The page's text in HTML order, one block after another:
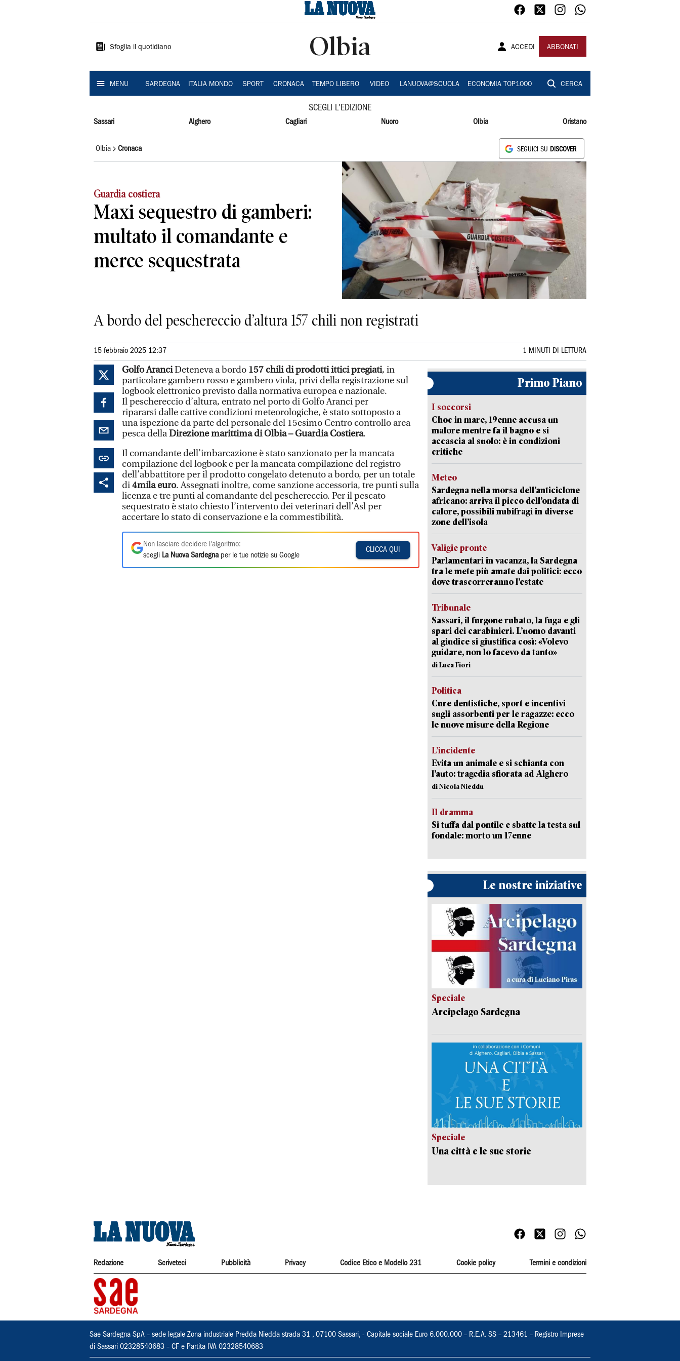
Sardegna
Sfoglia il quotidiano Olbia ACCEDI ABBONATI
MENU SARDEGNA ITALIA MONDO SPORT CRONACA TEMPO LIBERO VIDEO LANUOVA@SCUOLA ECONOMIA TOP1000 CERCA
SCEGLI L'EDIZIONE
Sassari Alghero Cagliari Nuoro Olbia Oristano
Olbia Cronaca SEGUICI SU DISCOVER
Guardia costiera
Maxi sequestro di gamberi:
multato il comandante e
merce sequestrata
A bordo del peschereccio d’altura 157 chili non registrati
15 febbraio 2025 12:37 1 MINUTI DI LETTURA
Golfo AranciDeteneva a bordo 157 chili di prodotti ittici pregiati, in
particolare gambero rosso e gambero viola, privi della registrazione sul
logbook elettronico previsto dalla normativa europea e nazionale.
Il peschereccio d’altura, entrato nel porto di Golfo Aranci per
ripararsi dalle cattive condizioni meteorologiche, è stato sottoposto a
una ispezione da parte del personale del 15esimo Centro controllo area
pesca dellaDirezione marittima di Olbia – Guardia Costiera.
Il comandante dell’imbarcazione è stato sanzionato per la mancata
compilazione del logbook e per la mancata compilazione del registro
dell’abbattitore per il prodotto congelato detenuto a bordo, per un totale
di4mila euro. Assegnati inoltre, come sanzione accessoria, tre punti sulla
licenza e tre punti al comandante del peschereccio. Per il pescato
sequestrato è stato chiesto l’intervento dei veterinari dell’Asl per
accertare lo stato di conservazione e la commestibilità.
Non lasciare decidere l'algoritmo:
scegli La Nuova Sardegna per le tue notizie su Google
CLICCA QUI
Primo Piano
I soccorsi
Choc in mare, 19enne accusa un
malore mentre fa il bagno e si
accascia al suolo: è in condizioni
critiche
Meteo
Sardegna nella morsa dell’anticiclone
africano: arriva il picco dell’ondata di
calore, possibili nubifragi in diverse
zone dell’isola
Valigie pronte
Parlamentari in vacanza, la Sardegna
tra le mete più amate dai politici: ecco
dove trascorreranno l’estate
Tribunale
Sassari, il furgone rubato, la fuga e gli
spari dei carabinieri. L’uomo davanti
al giudice si giustifica così: «Volevo
guidare, non lo facevo da tanto»
di Luca Fiori
Politica
Cure dentistiche, sport e incentivi
sugli assorbenti per le ragazze: ecco
le nuove misure della Regione
L’incidente
Evita un animale e si schianta con
l’auto: tragedia sfiorata ad Alghero
di Nicola Nieddu
Il dramma
Si tuffa dal pontile e sbatte la testa sul
fondale: morto un 17enne
Le nostre iniziative
Speciale
Arcipelago Sardegna
Speciale
Una città e le sue storie
Redazione Scriveteci Pubblicità Privacy Codice Etico e Modello 231 Cookie policy Termini e condizioni
Sae Sardegna SpA – sede legale Zona industriale Predda Niedda strada 31 , 07100 Sassari, - Capitale sociale Euro 6.000.000 – R.E.A. SS – 213461 – Registro Imprese
di Sassari 02328540683 – CF e Partita IVA 02328540683